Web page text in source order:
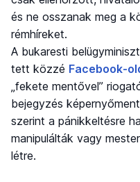
és ne osszanak meg a
rémhíreket.
A bukaresti
tett közzé Facebook-
„fekete mentővel”
bejegyzés
szerint a pánikkeltésre
manipulálták vagy
létre.